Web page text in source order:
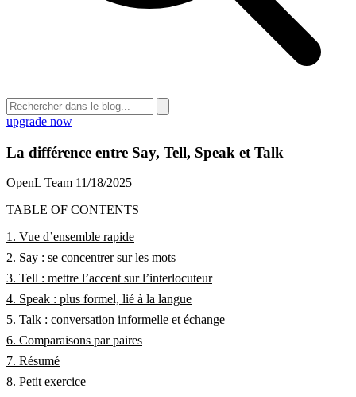
upgrade now
La différence entre Say, Tell, Speak et Talk
OpenL Team 11/18/2025
TABLE OF CONTENTS
1. Vue d’ensemble rapide
2. Say : se concentrer sur les mots
3. Tell : mettre l’accent sur l’interlocuteur
4. Speak : plus formel, lié à la langue
5. Talk : conversation informelle et échange
6. Comparaisons par paires
7. Résumé
8. Petit exercice